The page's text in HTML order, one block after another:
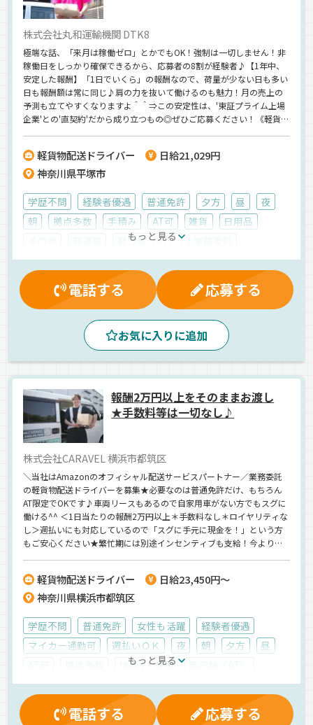
株式会社丸和運輸機関 DTK8
極端な話、「来月は稼働ゼロ」とかでもOK！強制は一切しません！非
稼働日をしっかり確保できるから、応募者の8割が経験者♪【1年中、
安定した報酬】「1日でいくら」の報酬なので、荷量が少ない日も多い
日も報酬額は常に同じ♪肩の力を抜いて働けるのも魅力！月の売上の
予測も立てやすくなりますよ＾＾⇒この安定性は、'東証プライム上場
企業'との'直契約'だから成り立つもの◎ぜひご応募ください！《軽貨物
軽貨物配送ドライバー
日給21,029円
神奈川県平塚市
学歴不問 経験者優遇 普通免許 夕方 昼
夜
朝
拠点多数 手積み AT可 雑貨
日用品
軽四輪（AT）
もっと見る
電話する 応募する
お気に入りに追加
報酬2万円以上をそのままお渡し
★手数料等は一切なし♪
株式会社CARAVEL 横浜市都筑区
＼当社はAmazonのオフィシャル配送サービスパートナー／業務委託
の軽貨物配送ドライバーを募集★必要なのは普通免許だけ、もちろん
AT限定でOKです♪車両リースもあるので自家用車がない方でもスグに
働ける^^ ＜1日当たりの報酬2万円以上＊手数料なし＊ロイヤリティな
し＞週払いにも対応しているので「スグに手元に現金を！」という方
もご安心ください★繁忙期には別途インセンティブも支給！今よりも
軽貨物配送ドライバー
日給23,450円～
神奈川県横浜市都筑区
学歴不問 普通免許 女性も活躍
経験者優遇
マイカー通勤可
週払いＯＫ 夜 朝 夕方
昼
地場 雑貨
業務委託
もっと見る
電話する 応募する